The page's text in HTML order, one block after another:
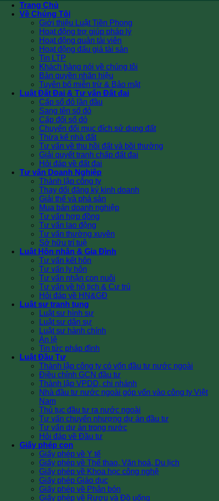
Trang Chủ
Về Chúng Tôi
Giới thiệu Luật Tiền Phong
Hoạt động trợ giúp pháp lý
Hoạt động quản tài viên
Hoạt động đấu giá tài sản
Tin LTP
Khách hàng nói về chúng tôi
Bản quyền nhãn hiệu
Tuyên bố miễn trừ & Bảo mật
Luật Đất Đai & Tư vấn Đất đai
Cấp sổ đỏ lần đầu
Sang tên sổ đỏ
Cấp đổi sổ đỏ
Chuyển đổi mục đích sử dụng đất
Thừa kế nhà đất
Tư vấn về thu hồi đất và bồi thường
Giải quyết tranh chấp đất đai
Hỏi đáp về đất đai
Tư vấn Doanh Nghiệp
Thành lập công ty
Thay đổi đăng ký kinh doanh
Giải thể và phá sản
Mua bán doanh nghiệp
Tư vấn hợp đồng
Tư vấn lao động
Tư vấn thường xuyên
Sở hữu trí tuệ
Luật Hôn nhân & Gia Đình
Tư vấn kết hôn
Tư vấn ly hôn
Tư vấn nhận con nuôi
Tư vấn về hộ tịch & Cư trú
Hỏi đáp về HN&GĐ
Luật sư tranh tụng
Luật sư hình sự
Luật sư dân sự
Luật sư hành chính
Án lệ
Tin tức pháp đình
Luật Đầu Tư
Thành lập công ty có vốn đầu tư nước ngoài
Điều chỉnh GCN đầu tư
Thành lập VPDD, chi nhánh
Nhà đầu tư nước ngoài góp vốn vào công ty Việt
Nam
Thủ tục đầu tư ra nước ngoài
Tư vấn chuyển nhượng dự án đầu tư
Tư vấn dự án trong nước
Hỏi đáp về Đầu tư
Giấy phép con
Giấy phép về Y tế
Giấy phép về Thể thao, Văn hoá, Du lịch
Giấy phép về Khoa học công nghệ
Giấy phép Giáo dục
Giấy phép về Phân bón
Giấy phép về Rượu và Đồ uống